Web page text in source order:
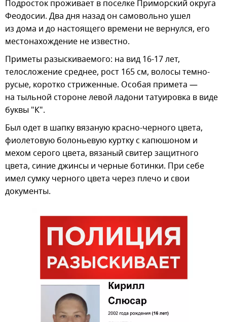
Подросток проживает в поселке Приморский округа
Феодосии. Два дня назад он самовольно ушел
из дома и до настоящего времени не вернулся, его
местонахождение не известно.
Приметы разыскиваемого: на вид 16-17 лет,
телосложение среднее, рост 165 см, волосы темно-
русые, коротко стриженные. Особая примета —
на тыльной стороне левой ладони татуировка в виде
буквы "К".
Был одет в шапку вязаную красно-черного цвета,
фиолетовую болоньевую куртку с капюшоном и
мехом серого цвета, вязаный свитер защитного
цвета, синие джинсы и черные ботинки. При себе
имел сумку черного цвета через плечо и свои
документы.